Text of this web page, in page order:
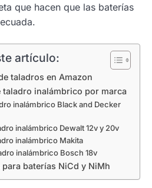
que hacen que las baterías
artículo:
taladros en Amazon
taladro inalámbrico por marca
inalámbrico Black and Decker
inalámbrico Dewalt 12v y 20v
inalámbrico Makita
inalámbrico Bosch 18v
baterías NiCd y NiMh